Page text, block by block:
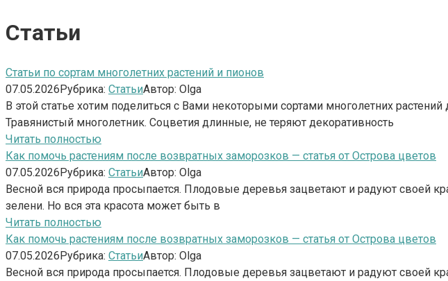
Статьи
Статьи по сортам многолетних растений и пионов
07.05.2026Рубрика: СтатьиАвтор: Olga
В этой статье хотим поделиться с Вами некоторыми сортами многолетних
Травянистый многолетник. Соцветия длинные, не теряют декоративность
Читать полностью
Как помочь растениям после возвратных заморозков — статья от Острова цветов
07.05.2026Рубрика: СтатьиАвтор: Olga
Весной вся природа просыпается. Плодовые деревья зацветают и радуют своей
зелени. Но вся эта красота может быть в
Читать полностью
Как помочь растениям после возвратных заморозков — статья от Острова цветов
07.05.2026Рубрика: СтатьиАвтор: Olga
Весной вся природа просыпается. Плодовые деревья зацветают и радуют своей